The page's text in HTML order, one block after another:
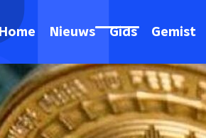
Home Nieuws Gids Gemist